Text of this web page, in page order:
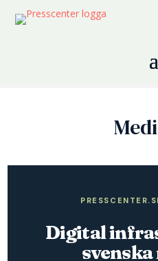
Digital